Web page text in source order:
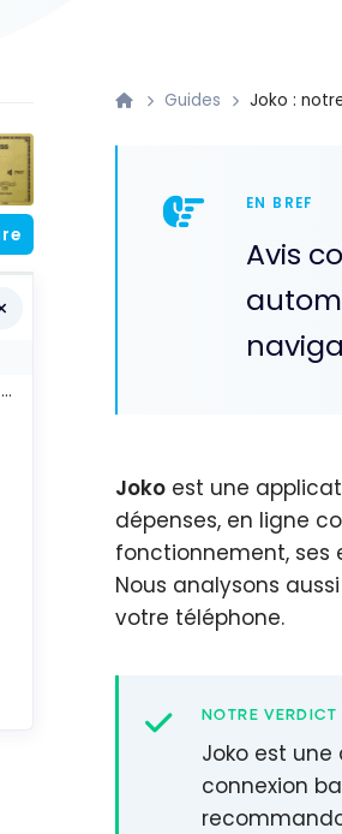
Guides Joko :
EN BREF
Avis
Joko est une
dépenses, en ligne
fonctionnement, ses
Nous analysons
votre téléphone.
NOTRE
Joko est
connexion
Joko, ça vaut le coup ? Avantages et inconvénients